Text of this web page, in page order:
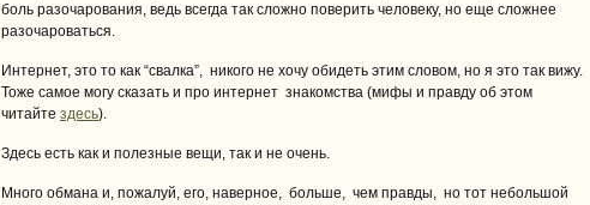
боль разочарования, ведь всегда так сложно поверить человеку, но еще сложнее
разочароваться.
Интернет, это то как “свалка”, никого не хочу обидеть этим словом, но я это так вижу.
Тоже самое могу сказать и про интернет знакомства (мифы и правду об этом
читайте здесь).
Здесь есть как и полезные вещи, так и не очень.
Много обмана и, пожалуй, его, наверное, больше, чем правды, но тот небольшой